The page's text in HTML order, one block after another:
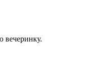
вечеринку.